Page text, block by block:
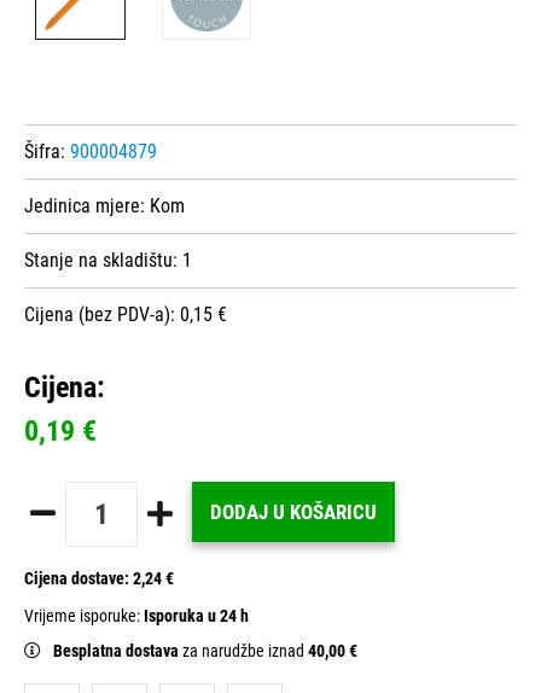
Šifra: 900004879
Jedinica mjere: Kom
Stanje na skladištu: 1
Cijena (bez PDV-a): 0,15 €
Cijena:
0,19 €
DODAJ U KOŠARICU
Cijena dostave: 2,24 €
Vrijeme isporuke:Isporuka u 24 h
Besplatna dostava za narudžbe iznad 40,00 €